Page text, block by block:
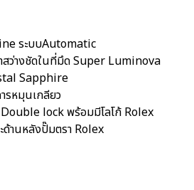
ระบบAutomatic
ว่างชัดในที่มึด Super Luminova
Sapphire
รหมุนเกลียว
lock พร้อมมีโลโก้ Rolex
านหลังปั๊มตรา Rolex